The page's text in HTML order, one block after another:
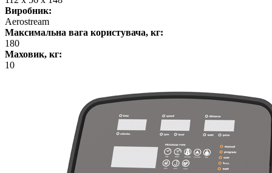
Виробник:
Aerostream
Максимальна вага користувача, кг:
180
Маховик, кг:
10